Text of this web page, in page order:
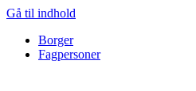
Gå til indhold
Borger
Fagpersoner